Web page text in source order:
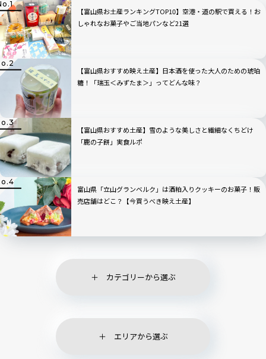
【富山県お土産ランキングTOP10】空港・道の駅で買える！お
しゃれなお菓子やご当地パンなど21選
【富山県おすすめ映え土産】日本酒を使った大人のための琥珀
糖！「瑞玉＜みずたま＞」ってどんな味？
【富山県おすすめ土産】雪のような美しさと繊細なくちどけ
「鹿の子餅」実食ルポ
富山県「立山グランベルク」は酒粕入りクッキーのお菓子！販
売店舗はどこ？【今買うべき映え土産】
カテゴリーから選ぶ
エリアから選ぶ